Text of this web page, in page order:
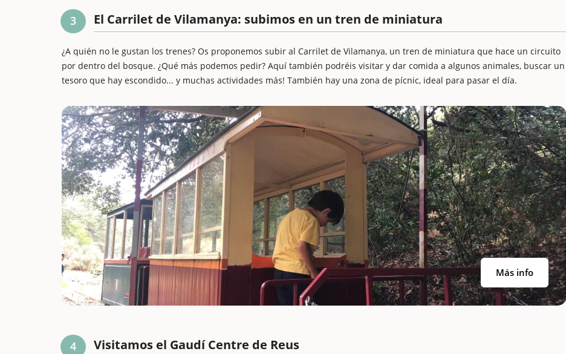
3 El Carrilet de Vilamanya: subimos en un tren de miniatura
¿A quién no le gustan los trenes? Os proponemos subir al Carrilet de Vilamanya, un tren de miniatura que hace un circuito
por dentro del bosque. ¿Qué más podemos pedir? Aquí también podréis visitar y dar comida a algunos animales, buscar un
tesoro que hay escondido... y muchas actividades más! También hay una zona de pícnic, ideal para pasar el día.
Más info
4 Visitamos el Gaudí Centre de Reus